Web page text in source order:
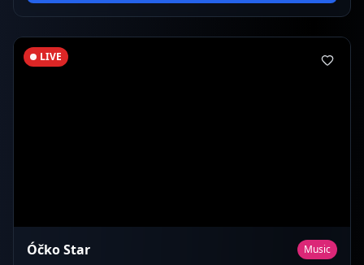
LIVE
Óčko Star Music